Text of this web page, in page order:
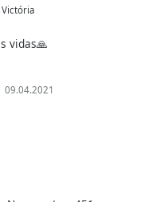
vidas🙏
09.04.2021